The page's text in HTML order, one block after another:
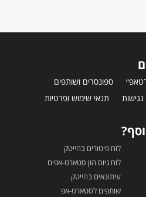
ספונסרים ושותפים
תנאי שימוש ופרטיות
לוח פיטורים בהייטק
לוח גיוס הון סטארט-אפים
עיתונאים בהייטק
שותפים לסטארט-אפ